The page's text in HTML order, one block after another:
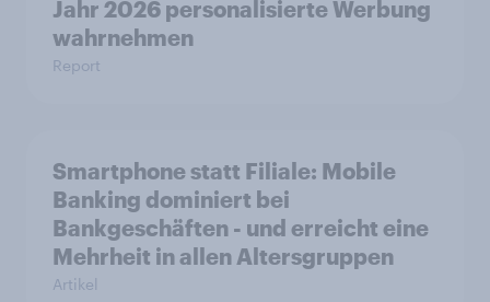
Jahr 2026 personalisierte Werbung
wahrnehmen
Report
Smartphone statt Filiale: Mobile
Banking dominiert bei
Bankgeschäften - und erreicht eine
Mehrheit in allen Altersgruppen
Artikel